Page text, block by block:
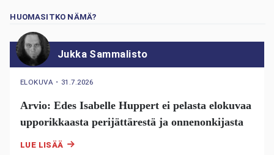
HUOMASITKO NÄMÄ?
Jukka Sammalisto
ELOKUVA ・ 31.7.2026
Arvio: Edes Isabelle Huppert ei pelasta elokuvaa
upporikkaasta perijättärestä ja onnenonkijasta
LUE LISÄÄ